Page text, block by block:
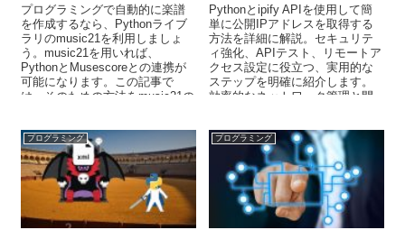
プログラミングで自動的に楽譜
を作成するなら、Pythonライブ
ラリのmusic21を利用しましょ
う。music21を用いれば、
PythonとMusescoreとの連携が
可能になります。この記事で
は、そのための方法をmusic21の
Pythonとipify APIを使用して簡
単に公開IPアドレスを取得する
方法を詳細に解説。セキュリテ
ィ強化、APIテスト、リモートア
クセス設定に役立つ、実用的な
ステップを明確に紹介します。
効率的なネットワーク管理と開
プログラミング プログラミング